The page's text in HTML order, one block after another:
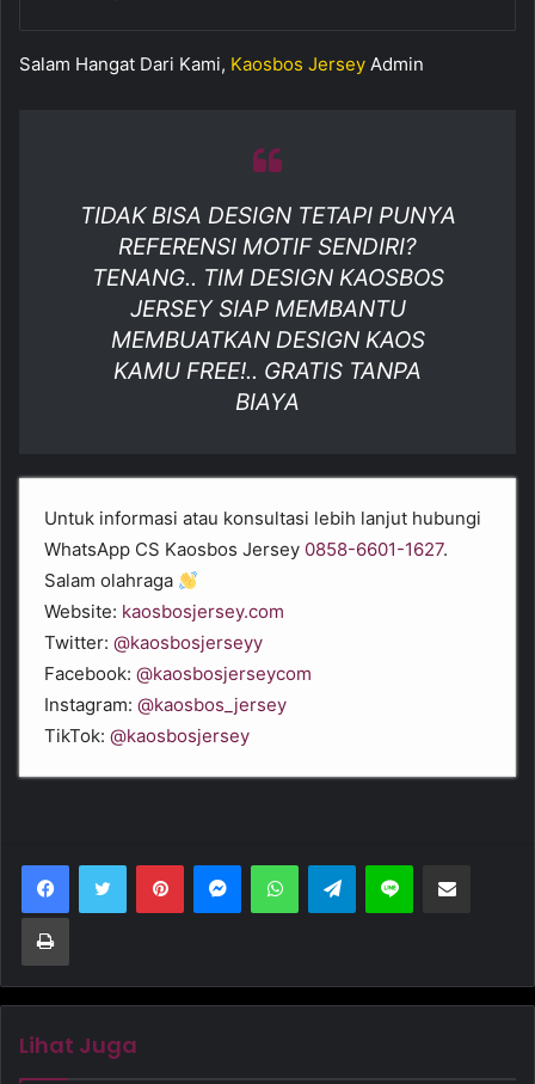
Salam Hangat Dari Kami, Kaosbos Jersey Admin
TIDAK BISA DESIGN TETAPI PUNYA
REFERENSI MOTIF SENDIRI?
TENANG.. TIM DESIGN KAOSBOS
JERSEY SIAP MEMBANTU
MEMBUATKAN DESIGN KAOS
KAMU FREE!.. GRATIS TANPA
BIAYA
Untuk informasi atau konsultasi lebih lanjut hubungi
WhatsApp CS Kaosbos Jersey 0858-6601-1627.
Salam olahraga
Website: kaosbosjersey.com
Twitter: @kaosbosjerseyy
Facebook: @kaosbosjerseycom
Instagram: @kaosbos_jersey
TikTok: @kaosbosjersey
Telegram
Lihat Juga